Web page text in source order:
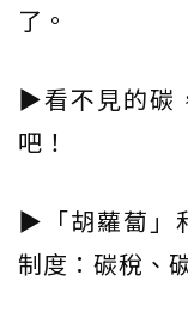
了。
▶看不見的碳
吧！
▶「胡蘿蔔」
制度：碳稅、